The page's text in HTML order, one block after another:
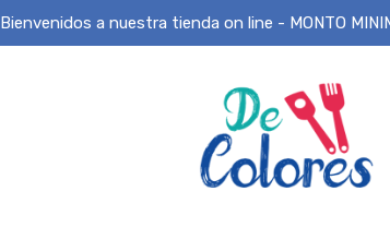
Bienvenidos a nuestra tienda on line - MONTO